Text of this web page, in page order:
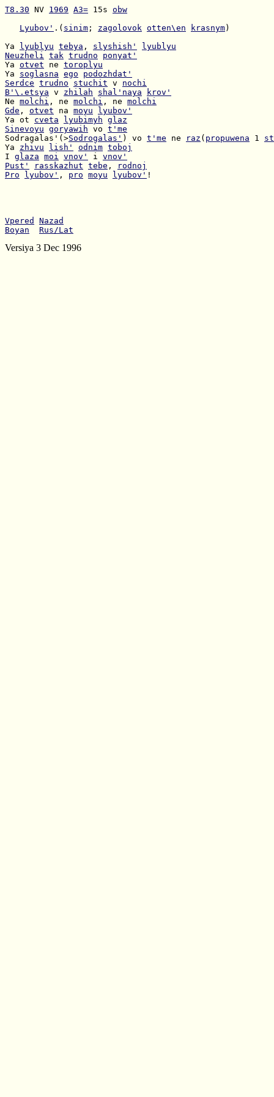
T8.30 NV 1969 A3= 15s obw
Lyubov' .( sinim ; zagolovok otten\en krasnym)
Ya
lyublyu tebya , slyshish'
lyublyu
Neuzheli tak trudno
ponyat'
Ya otvet ne toroplyu
Ya soglasna ego
podozhdat'
Serdce trudno stuchit v nochi
B'\.etsya v zhilah shal'naya
krov'
Ne molchi , ne molchi , ne molchi
Gde , otvet na moyu
lyubov'
Ya ot cveta lyubimyh glaz
Sinevoyu goryawih vo t'me
Sodragalas'(>Sodrogalas' ) vo t'me ne raz ( propuwena 1
Ya zhivu lish' odnim toboj
I glaza moi vnov' i vnov'
Pust'
rasskazhut tebe ,
rodnoj
Pro
lyubov' , pro moyu lyubov' !
Vpered
Nazad
Boyan
Rus/Lat
Versiya 3 Dec 1996